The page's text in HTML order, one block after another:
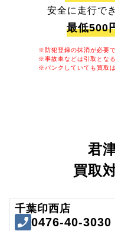
安全に走行で
最低500
※防犯登録の抹消が必要で
※事故車などは引取とな
※パンクしていても買取
君
買取
千葉印西店
0476-40-3030